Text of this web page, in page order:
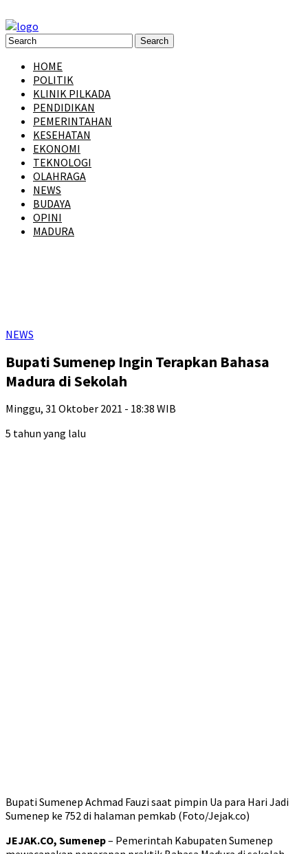
HOME
POLITIK
KLINIK PILKADA
PENDIDIKAN
PEMERINTAHAN
KESEHATAN
EKONOMI
TEKNOLOGI
OLAHRAGA
NEWS
BUDAYA
OPINI
MADURA
NEWS
Bupati Sumenep Ingin Terapkan Bahasa
Madura di Sekolah
Minggu, 31 Oktober 2021 - 18:38 WIB
5 tahun yang lalu
Bupati Sumenep Achmad Fauzi saat pimpin Ua para Hari Jadi
Sumenep ke 752 di halaman pemkab (Foto/Jejak.co)
JEJAK.CO, Sumenep– Pemerintah Kabupaten Sumenep